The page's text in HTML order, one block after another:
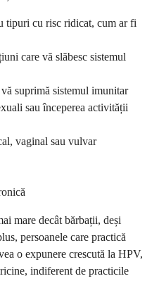
tipuri cu risc ridicat, cum ar fi
care vă slăbesc sistemul
suprimă sistemul imunitar
sau începerea activității
vaginal sau vulvar
mare decât bărbații, deși
persoanele care practică
o expunere crescută la HPV,
indiferent de practicile